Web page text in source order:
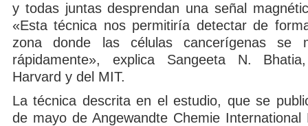
y todas juntas desprendan una señal
«Esta técnica nos permitiría detectar de
zona donde las células cancerígenas se
rápidamente», explica Sangeeta N.
Harvard y del MIT.
La técnica descrita en el estudio, que se
de mayo de Angewandte Chemie International